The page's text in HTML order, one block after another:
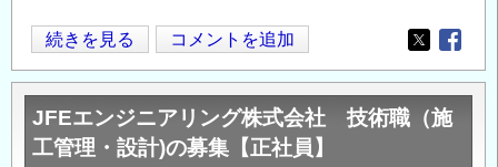
◆
新
た
な
環
続きを見る コメントを追加
Opens in
JFEエンジニアリング株式会社 技術職（施
工管理・設計)の募集【正社員】